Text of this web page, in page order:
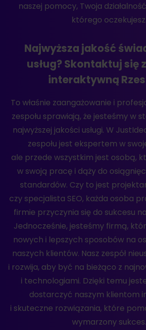
naszej pomocy, Twoja
którego oczekujesz.
Najwyższa jakość
usług? Skontaktuj się
interaktywną
To właśnie zaangażowanie i
zespołu sprawiają, że jesteśmy w
najwyższej jakości usługi. W
zespołu jest ekspertem w
ale przede wszystkim jest osobą,
w swoją pracę i dąży do
standardów. Czy to jest
czy specjalista SEO, każda osoba
firmie przyczynia się do sukcesu
Jednocześnie, jesteśmy firmą,
nowych i lepszych sposobów na
naszych klientów. Nasz zespół
i rozwija, aby być na bieżąco z
i technologiami. Dzięki temu
dostarczyć naszym klientom
i skuteczne rozwiązania, które
wymarzony sukces.